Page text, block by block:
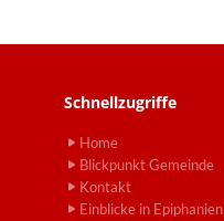
Schnellzugriffe
Home
Blickpunkt Gemeinde
Kontakt
Einblicke in Epiphanien